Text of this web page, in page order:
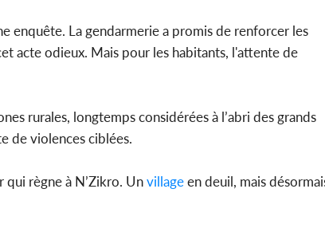
enquête. La gendarmerie a promis de renforcer les
acte odieux. Mais pour les habitants, l'attente de
rurales, longtemps considérées à l’abri des grands
de violences ciblées.
qui règne à N’Zikro. Unvillageen deuil, mais